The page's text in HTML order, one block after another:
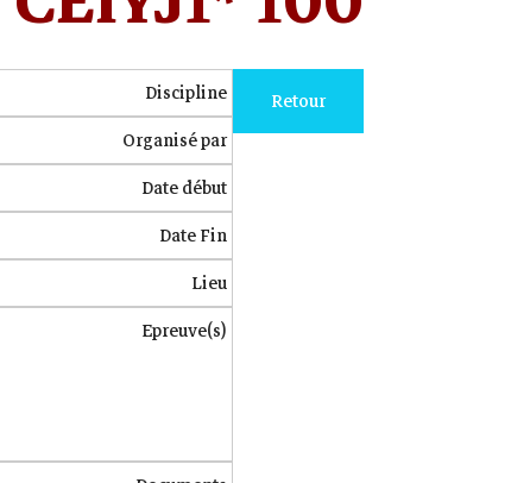
Retour
Discipline
Organisé par
Date début
Date Fin
Lieu
Epreuve(s)